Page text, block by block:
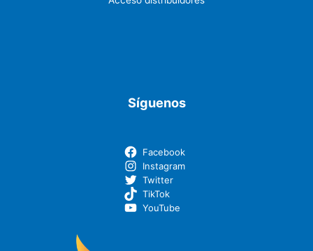
Síguenos
Facebook
Instagram
Twitter
TikTok
YouTube